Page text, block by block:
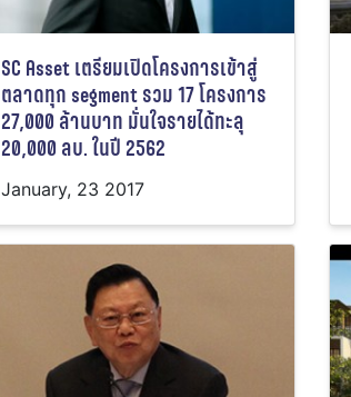
SC Asset เตรียมเปิดโครงการเข้าสู่
ตลาดทุก segment รวม 17 โครงการ
27,000 ล้านบาท มั่นใจรายได้ทะลุ
20,000 ลบ. ในปี 2562
January, 23 2017